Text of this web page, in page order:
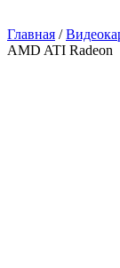
Главная /
AMD ATI Radeon